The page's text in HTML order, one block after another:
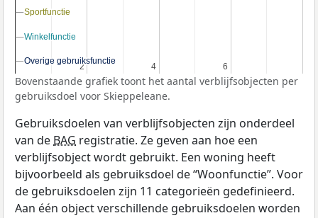
2
2 4
4 6
6
Sportfunctie
Sportfunctie
Winkelfunctie
Winkelfunctie
Overige gebruiksfunctie
Overige gebruiksfunctie
Bovenstaande grafiek toont het aantal verblijfsobjecten per
gebruiksdoel voor Skieppeleane.
Gebruiksdoelen van verblijfsobjecten zijn onderdeel
van de BAG registratie. Ze geven aan hoe een
verblijfsobject wordt gebruikt. Een woning heeft
bijvoorbeeld als gebruiksdoel de “Woonfunctie”. Voor
de gebruiksdoelen zijn 11 categorieën gedefinieerd.
Aan één object verschillende gebruiksdoelen worden